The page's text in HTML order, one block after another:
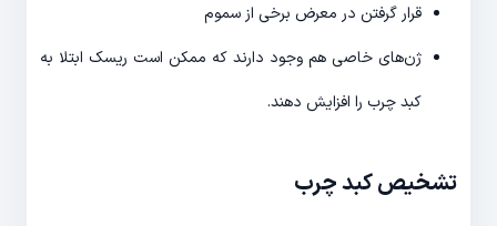
قرار گرفتن در معرض برخی از سموم
ژن‌­های خاصی هم وجود دارند که ممکن است ریسک ابتلا به
کبد چرب را افزایش دهند.
تشخیص کبد چرب